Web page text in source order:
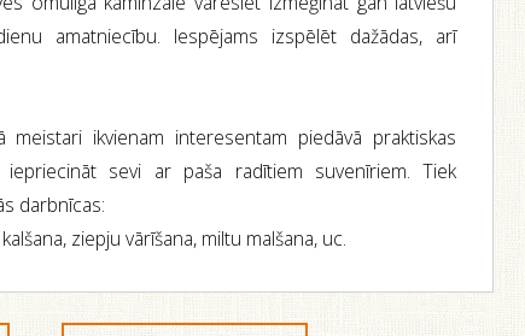
amatniecību. Iespējams izspēlēt dažādas, arī
meistari ikvienam interesentam piedāvā praktiskas
sevi ar paša radītiem suvenīriem. Tiek
darbnīcas:
ziepju vārīšana, miltu malšana, uc.